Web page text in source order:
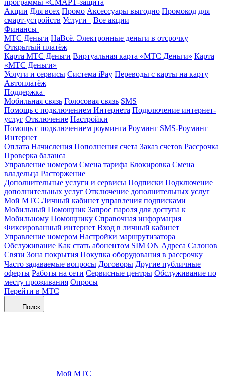
программы «СМАРТ-защита
Акции Для всех Промо Аксессуары выгодно Промокод для
смарт-устройств Услуги+ Все акции
Финансы
МТС Деньги НаВсё. Электронные деньги в отсрочку
Открытый платёж
Карта МТС Деньги Виртуальная карта «МТС Деньги» Карта
«МТС Деньги»
Услуги и сервисы Система iPay Переводы с карты на карту
Автоплатёж
Поддержка
Мобильная связь Голосовая связь SMS
Помощь с подключением Интернета Подключение интернет-
услуг Отключение Настройки
Помощь с подключением роуминга Роуминг SMS-Роуминг
Интернет
Оплата Начисления Пополнения счета Заказ счетов Рассрочка
Проверка баланса
Управление номером Смена тарифа Блокировка Смена
владельца Расторжение
Дополнительные услуги и сервисы Подписки Подключение
дополнительных услуг Отключение дополнительных услуг
Мой МТС Личный кабинет управления подписками
Мобильный Помощник Запрос пароля для доступа к
Мобильному Помощнику Справочная информация
Фиксированный интернет Вход в личный кабинет
Управление номером Настройки маршрутизатора
Обслуживание Как стать абонентом SIM ON Адреса Салонов
Связи Зона покрытия Покупка оборудования в рассрочку
Часто задаваемые вопросы Договоры Другие публичные
оферты Работы на сети Сервисные центры Обслуживание по
месту проживания Опросы
Перейти в МТС
Поиск
Мой МТС